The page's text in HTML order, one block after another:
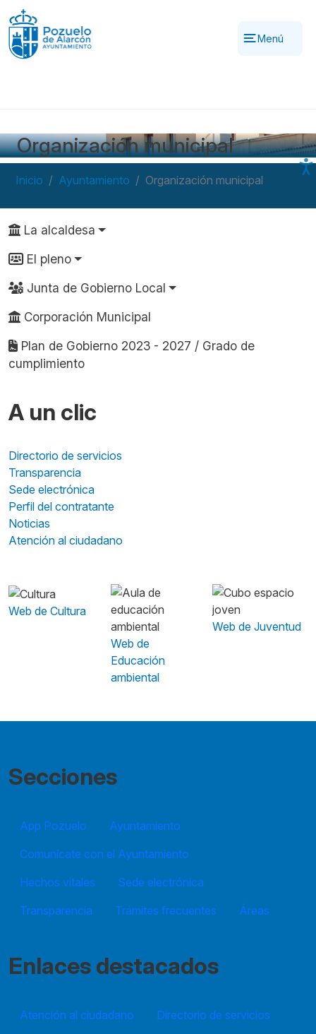
Pasar al contenido principal
Menú
Organización municipal
Inicio Ayuntamiento Organización municipal
Navegación principal
La alcaldesa
El pleno
Junta de Gobierno Local
Corporación Municipal
Plan de Gobierno 2023 - 2027 / Grado de
cumplimiento
A un clic
Directorio de servicios
Transparencia
Sede electrónica
Perfil del contratante
Noticias
Atención al ciudadano
Web de Cultura
Web de
Educación
ambiental
Web de Juventud
Secciones
App Pozuelo
Ayuntamiento
Comunícate con el Ayuntamiento
Hechos vitales
Sede electrónica
Transparencia
Trámites frecuentes Áreas
Enlaces destacados
Atención al ciudadano
Directorio de servicios